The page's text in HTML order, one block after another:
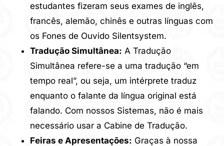
estudantes fizeram seus exames de inglês,
francês, alemão, chinês e outras línguas com
os Fones de Ouvido Silentsystem.
Tradução Simultânea: A Tradução
Simultânea refere-se a uma tradução “em
tempo real”, ou seja, um intérprete traduz
enquanto o falante da língua original está
falando. Com nossos Sistemas, não é mais
necessário usar a Cabine de Tradução.
Feiras e Apresentações: Graças à nossa